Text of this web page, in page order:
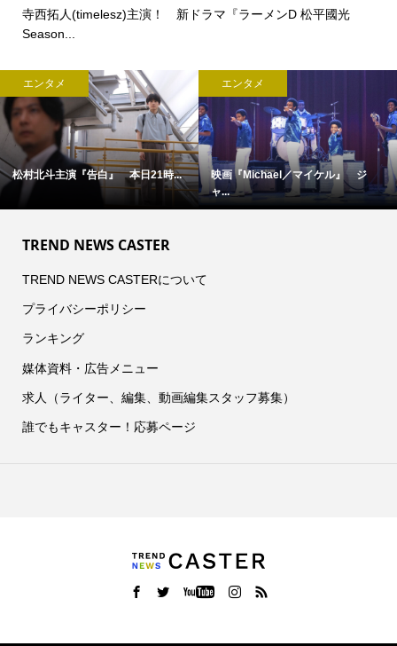
寺西拓人(timelesz)主演！ 新ドラマ『ラーメンD 松平國光
Season...
エンタメ
松村北斗主演『告白』 本日21時...
エンタメ
映画『Michael／マイケル』 ジ
ャ...
TREND NEWS CASTER
TREND NEWS CASTERについて
プライバシーポリシー
ランキング
媒体資料・広告メニュー
求人（ライター、編集、動画編集スタッフ募集）
誰でもキャスター！応募ページ